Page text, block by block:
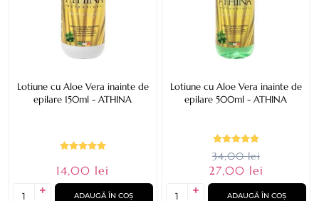
Lotiune cu Aloe Vera inainte de
epilare 150ml - ATHINA
14,00 lei
ADAUGĂ ÎN COȘ
Lotiune cu Aloe Vera inainte de
epilare 500ml - ATHINA
34,00 lei
27,00 lei
ADAUGĂ ÎN COȘ